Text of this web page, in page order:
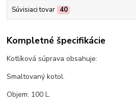
Súvisiaci tovar 40
Kompletné špecifikácie
Kotlíková súprava obsahuje:
Smaltovaný kotol.
Objem: 100 L.